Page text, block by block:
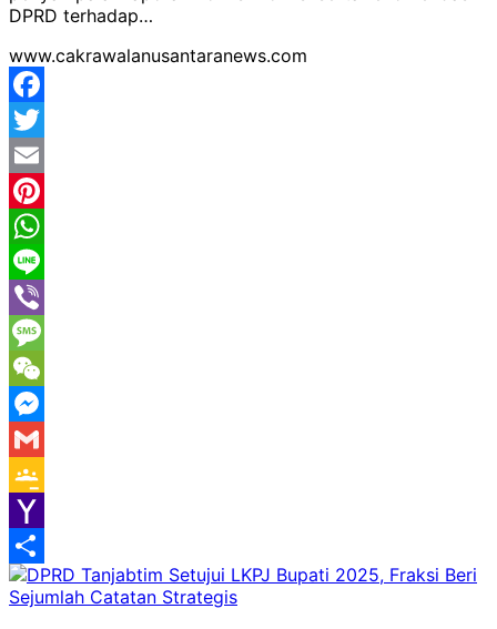
DPRD terhadap…
www.cakrawalanusantaranews.com
Facebook
Twitter
Email
Pinterest
WhatsApp
Line
Viber
Message
WeChat
Messenger
Gmail
Google
Classroom
Yahoo
Mail
Share